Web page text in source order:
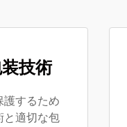
技術
護するため
と適切な包